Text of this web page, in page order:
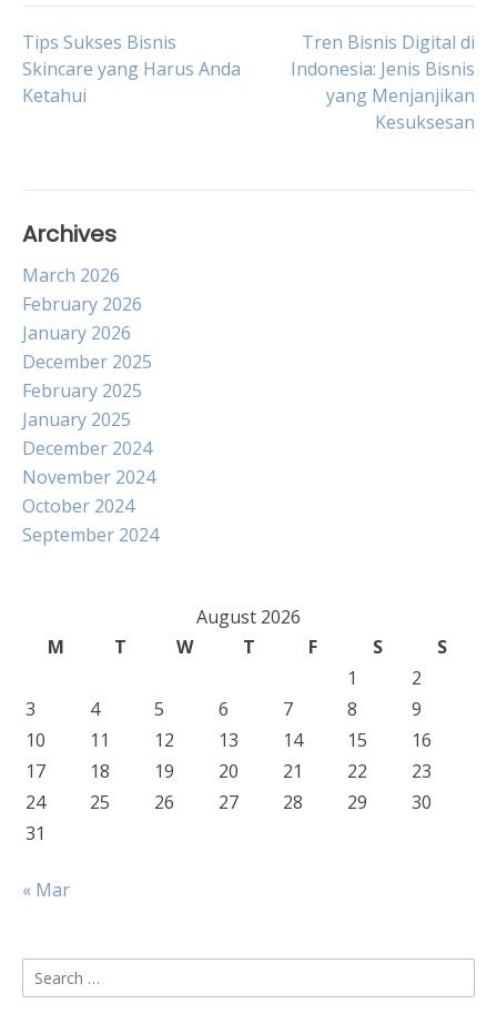
Post
navigation
Tips Sukses Bisnis
Skincare yang Harus Anda
Ketahui
Tren Bisnis Digital di
Indonesia: Jenis Bisnis
yang Menjanjikan
Kesuksesan
Archives
March 2026
February 2026
January 2026
December 2025
February 2025
January 2025
December 2024
November 2024
October 2024
September 2024
August 2026
M
T W T F S
S
1
2
3
4 5 6 7 8
9
10
11 12 13 14 15
16
17
18 19 20 21 22
23
24
25 26 27 28 29
30
31
« Mar
Search
for: